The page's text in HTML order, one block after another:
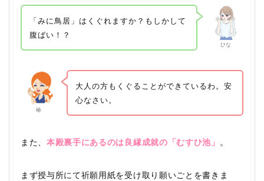
ひな
「みに鳥居」はくぐれますか？もしかして
腹ばい！？
椿
大人の方もくぐることができているわ。安
心なさい。
また、本殿裏手にあるのは良縁成就の「むすひ池」 。
まず授与所にて祈願用紙を受け取り願いごとを書きま